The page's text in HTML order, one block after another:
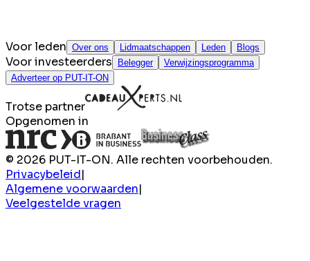
Voor leden Over ons Lidmaatschappen Leden Blogs
Voor investeerders Belegger
Verwijzingsprogramma
Adverteer op PUT-IT-ON
Trotse partner
Opgenomen in
© 2026 PUT-IT-ON. Alle rechten voorbehouden.
Privacybeleid|
Algemene voorwaarden|
Veelgestelde vragen